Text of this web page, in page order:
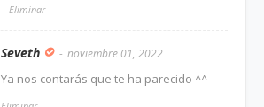
Eliminar
Seveth noviembre 01, 2022
Ya nos contarás que te ha parecido ^^